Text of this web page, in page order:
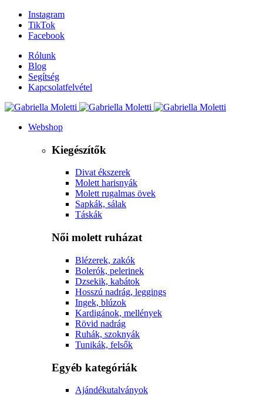
Instagram
TikTok
Facebook
Rólunk
Blog
Segítség
Kapcsolatfelvétel
Webshop
Kiegészítők
Divat ékszerek
Molett harisnyák
Molett rugalmas övek
Sapkák, sálak
Táskák
Női molett ruházat
Blézerek, zakók
Bolerók, pelerinek
Dzsekik, kabátok
Hosszú nadrág, leggings
Ingek, blúzok
Kardigánok, mellények
Rövid nadrág
Ruhák, szoknyák
Tunikák, felsők
Egyéb kategóriák
Ajándékutalványok